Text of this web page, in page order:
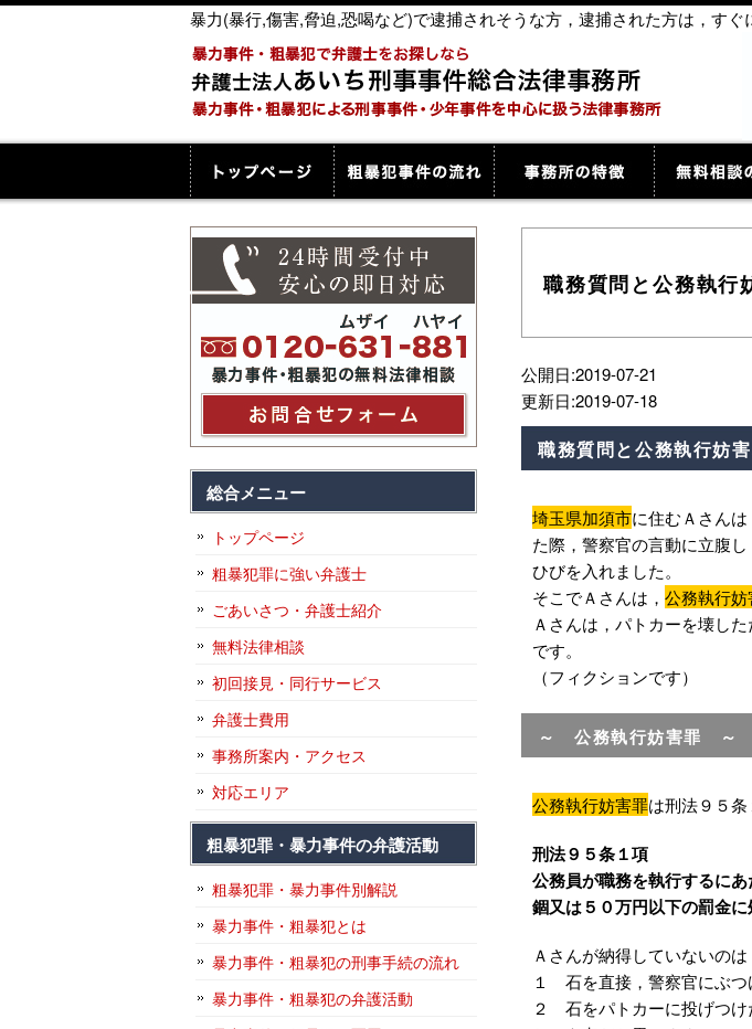
暴力(暴行,傷害,脅迫,恐喝など)で逮捕されそうな方，逮捕された方は，す
職務質問と公務執行
公開日:2019-07-21
更新日:2019-07-18
職務質問と公務執行妨
埼玉県加須市に住むＡさんは
た際，警察官の言動に立腹
ひびを入れました。
そこでＡさんは， 公務執行妨
Ａさんは，パトカーを壊し
です。
（フィクションです）
～ 公務執行妨害罪 ～
公務執行妨害罪は刑法９５条
刑法９５条１項
公務員が職務を執行するに
錮又は５０万円以下の罰金に
Ａさんが納得していないのは
１ 石を直接，警察官にぶつ
２ 石をパトカーに投げつけ
総合メニュー
トップページ
粗暴犯罪に強い弁護士
ごあいさつ・弁護士紹介
無料法律相談
初回接見・同行サービス
弁護士費用
事務所案内・アクセス
対応エリア
粗暴犯罪・暴力事件の弁護活動
粗暴犯罪・暴力事件別解説
暴力事件・粗暴犯とは
暴力事件・粗暴犯の刑事手続の流れ
暴力事件・粗暴犯の弁護活動